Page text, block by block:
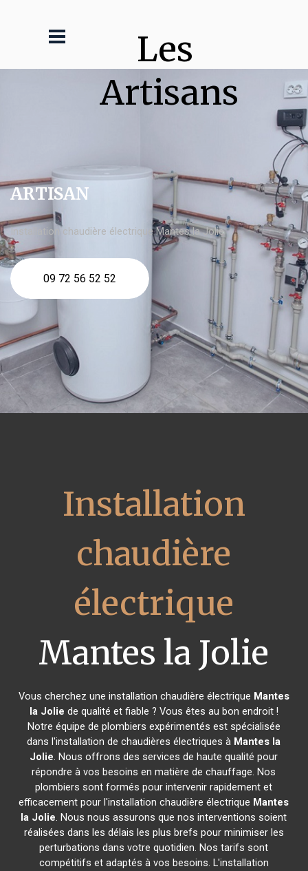
Les
Artisans
ARTISAN
Installation chaudière électrique Mantes la Jolie
09 72 56 52 52
Installation
chaudière
électrique
Mantes la Jolie
Vous cherchez une installation chaudière électrique Mantes
la Jolie de qualité et fiable ? Vous êtes au bon endroit !
Notre équipe de plombiers expérimentés est spécialisée
dans l'installation de chaudières électriques à Mantes la
Jolie. Nous offrons des services de haute qualité pour
répondre à vos besoins en matière de chauffage. Nos
plombiers sont formés pour intervenir rapidement et
efficacement pour l'installation chaudière électrique Mantes
la Jolie. Nous nous assurons que nos interventions soient
réalisées dans les délais les plus brefs pour minimiser les
perturbations dans votre quotidien. Nos tarifs sont
compétitifs et adaptés à vos besoins. L'installation